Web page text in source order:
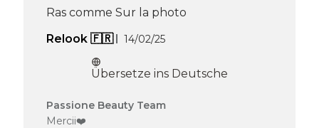
Feb
24
2025
Ras comme Sur la photo
Relook 🇫🇷
Veröffentlichungsdatum
14/02/25
Übersetze ins Deutsche
Kommentare
Passione Beauty Team
Mercii❤️